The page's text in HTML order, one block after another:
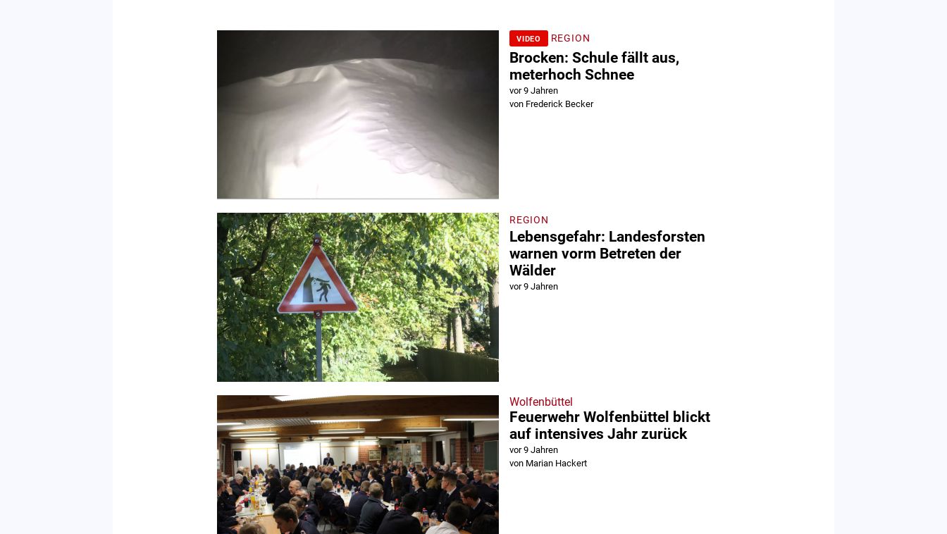
VIDEO REGION
Brocken: Schule fällt aus,
meterhoch Schnee
vor 9 Jahren
von Frederick Becker
REGION
Lebensgefahr: Landesforsten
warnen vorm Betreten der
Wälder
vor 9 Jahren
Wolfenbüttel
Feuerwehr Wolfenbüttel blickt
auf intensives Jahr zurück
vor 9 Jahren
von Marian Hackert